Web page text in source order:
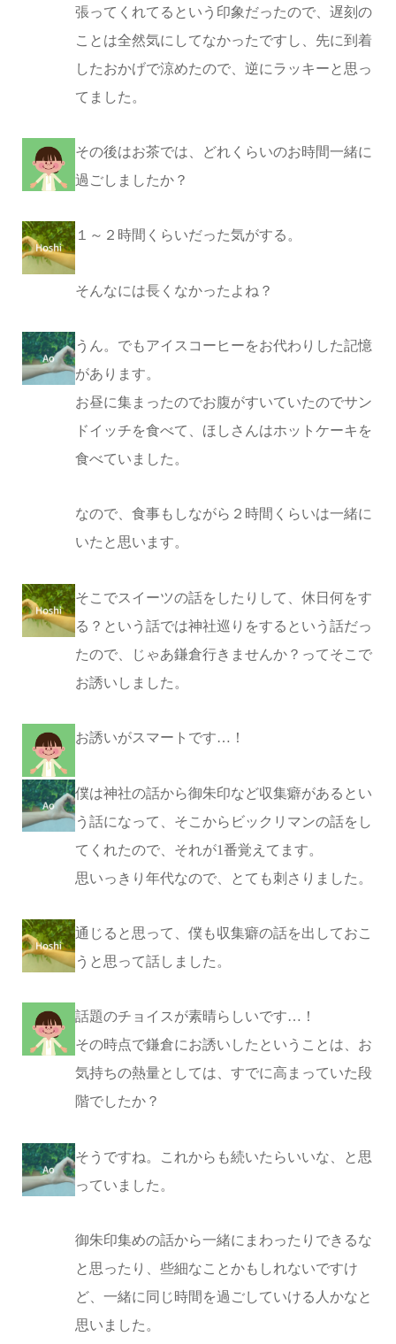
張ってくれてるという印象だったので、遅刻の
ことは全然気にしてなかったですし、先に到着
したおかげで涼めたので、逆にラッキーと思っ
てました。
その後はお茶では、どれくらいのお時間一緒に
過ごしましたか？
１～２時間くらいだった気がする。
そんなには長くなかったよね？
うん。でもアイスコーヒーをお代わりした記憶
があります。
お昼に集まったのでお腹がすいていたのでサン
ドイッチを食べて、ほしさんはホットケーキを
食べていました。
なので、食事もしながら２時間くらいは一緒に
いたと思います。
そこでスイーツの話をしたりして、休日何をす
る？という話では神社巡りをするという話だっ
たので、じゃあ鎌倉行きませんか？ってそこで
お誘いしました。
お誘いがスマートです…！
僕は神社の話から御朱印など収集癖があるとい
う話になって、そこからビックリマンの話をし
てくれたので、それが1番覚えてます。
思いっきり年代なので、とても刺さりました。
通じると思って、僕も収集癖の話を出しておこ
うと思って話しました。
話題のチョイスが素晴らしいです…！
その時点で鎌倉にお誘いしたということは、お
気持ちの熱量としては、すでに高まっていた段
階でしたか？
そうですね。これからも続いたらいいな、と思
っていました。
御朱印集めの話から一緒にまわったりできるな
と思ったり、些細なことかもしれないですけ
ど、一緒に同じ時間を過ごしていける人かなと
思いました。